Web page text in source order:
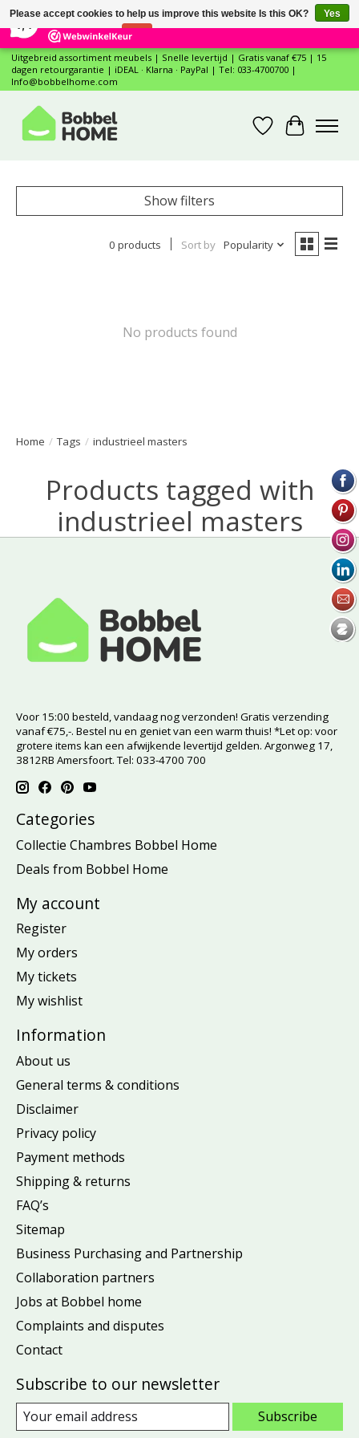
12 Reviews ×
Uitgebreid assortiment meubels | Snelle levertijd | Gratis vanaf €75 | 15
dagen retourgarantie | iDEAL · Klarna · PayPal | Tel: 033-4700700 |
Info@bobbelhome.com
WishlistCart
Home / Tags / industrieel masters
Products tagged with
industrieel masters
Show filters
0 products Sort by Popularity
No products found
Voor 15:00 besteld, vandaag nog verzonden! Gratis verzending
vanaf €75,-. Bestel nu en geniet van een warm thuis! *Let op: voor
grotere items kan een afwijkende levertijd gelden. Argonweg 17,
3812RB Amersfoort. Tel: 033-4700 700
Categories
Collectie Chambres Bobbel Home
Deals from Bobbel Home
My account
Register
My orders
My tickets
My wishlist
Information
About us
General terms & conditions
Disclaimer
Privacy policy
Payment methods
Shipping & returns
FAQ’s
Sitemap
Business Purchasing and Partnership
Collaboration partners
Jobs at Bobbel home
Complaints and disputes
Contact
Subscribe to our newsletter
Subscribe
Please accept cookies to help us improve this website Is this OK?
Yes
No